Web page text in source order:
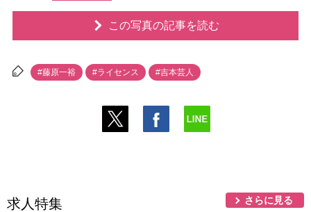
この写真の記事を読む
#藤原一裕 #ライセンス #吉本芸人
求人特集 さらに見る